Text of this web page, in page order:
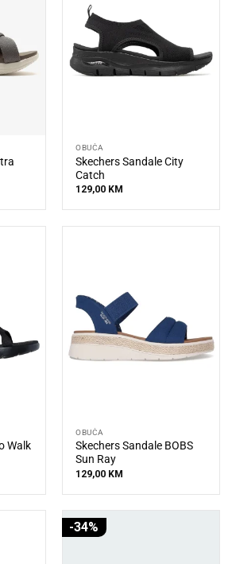
OBUĆA
Skechers Sandale City
Catch
129,00 KM
Walk
OBUĆA
Skechers Sandale BOBS
Sun Ray
129,00 KM
-34%